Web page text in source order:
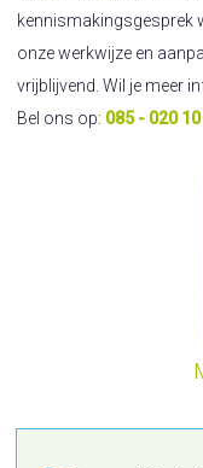
kennismakingsgesprek
onze werkwijze en
vrijblijvend. Wil je meer
Bel ons op: 085 - 020